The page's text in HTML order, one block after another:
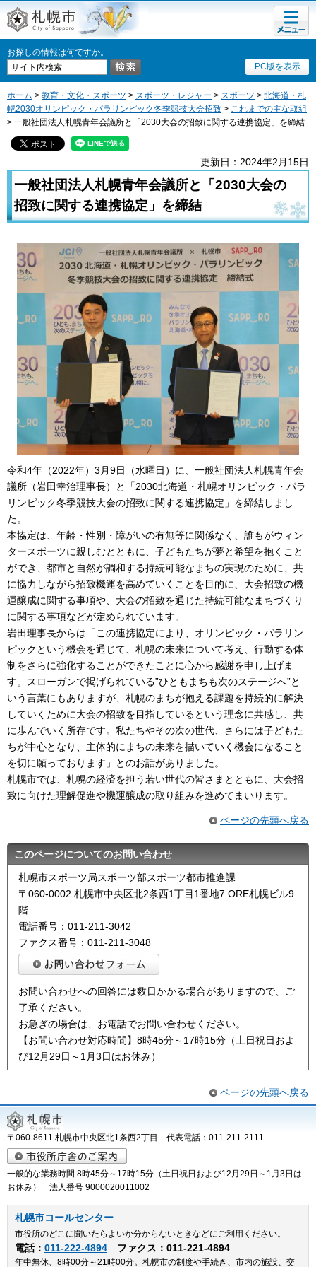
札幌市
お探しの情報は何ですか。
PC版を表示
メニュ
ー
ホーム > 教育・文化・スポーツ > スポーツ・レジャー > スポーツ > 北海道・札
幌2030オリンピック・パラリンピック冬季競技大会招致 > これまでの主な取組
> 一般社団法人札幌青年会議所と「2030大会の招致に関する連携協定」を締結
更新日：2024年2月15日
一般社団法人札幌青年会議所と「2030大会の
招致に関する連携協定」を締結
令和4年（2022年）3月9日（水曜日）に、一般社団法人札幌青年会
議所（岩田幸治理事長）と「2030北海道・札幌オリンピック・パラ
リンピック冬季競技大会の招致に関する連携協定」を締結しまし
た。
本協定は、年齢・性別・障がいの有無等に関係なく、誰もがウィン
タースポーツに親しむとともに、子どもたちが夢と希望を抱くこと
ができ、都市と自然が調和する持続可能なまちの実現のために、共
に協力しながら招致機運を高めていくことを目的に、大会招致の機
運醸成に関する事項や、大会の招致を通じた持続可能なまちづくり
に関する事項などが定められています。
岩田理事長からは「この連携協定により、オリンピック・パラリン
ピックという機会を通じて、札幌の未来について考え、行動する体
制をさらに強化することができたことに心から感謝を申し上げま
す。スローガンで掲げられている”ひともまちも次のステージへ”と
いう言葉にもありますが、札幌のまちが抱える課題を持続的に解決
していくために大会の招致を目指しているという理念に共感し、共
に歩んでいく所存です。私たちやその次の世代、さらには子どもた
ちが中心となり、主体的にまちの未来を描いていく機会になること
を切に願っております」とのお話がありました。
札幌市では、札幌の経済を担う若い世代の皆さまとともに、大会招
致に向けた理解促進や機運醸成の取り組みを進めてまいります。
ページの先頭へ戻る
このページについてのお問い合わせ
札幌市スポーツ局スポーツ部スポーツ都市推進課
〒060-0002 札幌市中央区北2条西1丁目1番地7 ORE札幌ビル9
階
電話番号：011-211-3042
ファクス番号：011-211-3048
お問い合わせへの回答には数日かかる場合がありますので、ご
了承ください。
お急ぎの場合は、お電話でお問い合わせください。
【お問い合わせ対応時間】8時45分～17時15分（土日祝日およ
び12月29日～1月3日はお休み）
ページの先頭へ戻る
〒060-8611 札幌市中央区北1条西2丁目 代表電話：011-211-2111
一般的な業務時間 8時45分～17時15分（土日祝日および12月29日～1月3日は
お休み） 法人番号 9000020011002
札幌市コールセンター
市役所のどこに聞いたらよいか分からないときなどにご利用ください。
電話： 011-222-4894 ファクス：011-221-4894
年中無休、8時00分～21時00分。札幌市の制度や手続き、市内の施設、交